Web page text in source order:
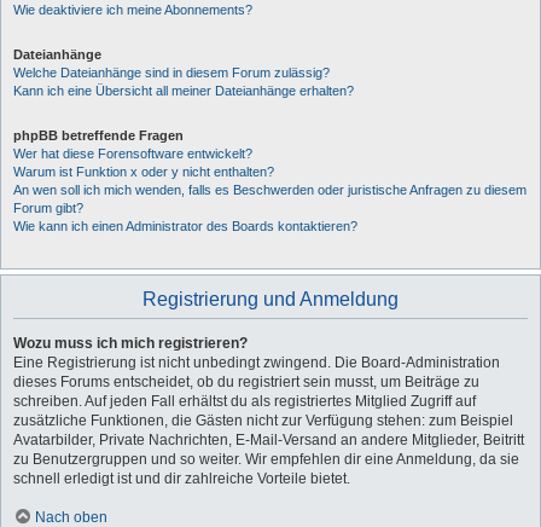
Wie deaktiviere ich meine Abonnements?
Dateianhänge
Welche Dateianhänge sind in diesem Forum zulässig?
Kann ich eine Übersicht all meiner Dateianhänge erhalten?
phpBB betreffende Fragen
Wer hat diese Forensoftware entwickelt?
Warum ist Funktion x oder y nicht enthalten?
An wen soll ich mich wenden, falls es Beschwerden oder juristische Anfragen zu diesem
Forum gibt?
Wie kann ich einen Administrator des Boards kontaktieren?
Registrierung und Anmeldung
Wozu muss ich mich registrieren?
Eine Registrierung ist nicht unbedingt zwingend. Die Board-Administration
dieses Forums entscheidet, ob du registriert sein musst, um Beiträge zu
schreiben. Auf jeden Fall erhältst du als registriertes Mitglied Zugriff auf
zusätzliche Funktionen, die Gästen nicht zur Verfügung stehen: zum Beispiel
Avatarbilder, Private Nachrichten, E-Mail-Versand an andere Mitglieder, Beitritt
zu Benutzergruppen und so weiter. Wir empfehlen dir eine Anmeldung, da sie
schnell erledigt ist und dir zahlreiche Vorteile bietet.
Nach oben